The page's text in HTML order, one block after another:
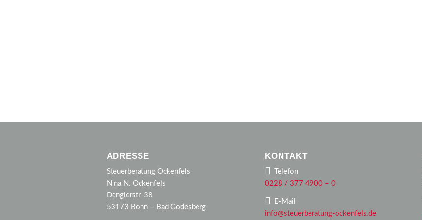
ADRESSE
Steuerberatung Ockenfels
Nina N. Ockenfels
Denglerstr. 38
53173 Bonn – Bad Godesberg
KONTAKT
Telefon
0228 / 377 4900 – 0
E-Mail
info@steuerberatung-ockenfels.de